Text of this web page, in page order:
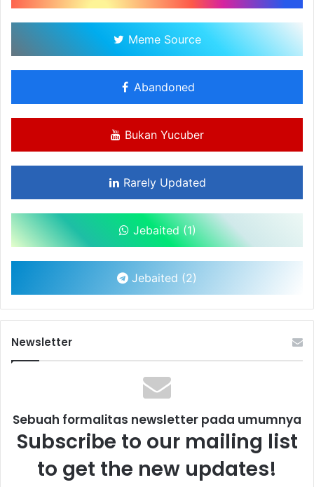
Meme Source
Abandoned
Bukan Yucuber
Rarely Updated
Jebaited (1)
Jebaited (2)
Newsletter
Sebuah formalitas newsletter pada umumnya
Subscribe to our mailing list
to get the new updates!